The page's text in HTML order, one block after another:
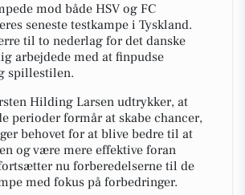
mod både HSV og FC
seneste testkampe i Tyskland.
til to nederlag for det danske
arbejdede med at finpudse
spillestilen.
Hilding Larsen udtrykker, at
perioder formår at skabe chancer,
behovet for at blive bedre til at
og være mere effektive foran
nu forberedelserne til de
med fokus på forbedringer.